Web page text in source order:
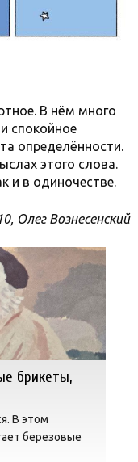
В нём много
спокойное
определённости.
этого слова.
и в одиночестве.
Олег Вознесенский
брикеты,
В этом
березовые